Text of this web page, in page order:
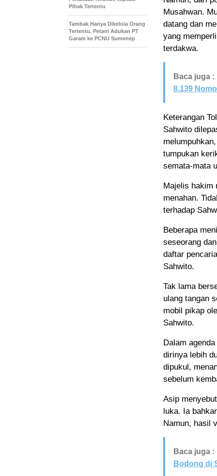
Musahwan.
datang dan
yang
terdakwa.
Baca juga :
8.139
Keterangan
Sahwito
tumpukan
semata-mata
Majelis hakim
menahan.
terhadap
Beberapa
seseorang
daftar
Sahwito.
Tak lama
ulang tangan
mobil pikap
Sahwito.
Dalam
dirinya lebih
dipukul,
sebelum
Asip
luka. Ia
Namun, hasil
Baca juga :
Bodong di
Pihak Tertentu
Tambak Hanya Dikelola Orang
Tertentu, Petani Adukan PT
Garam ke PCNU Sumenep